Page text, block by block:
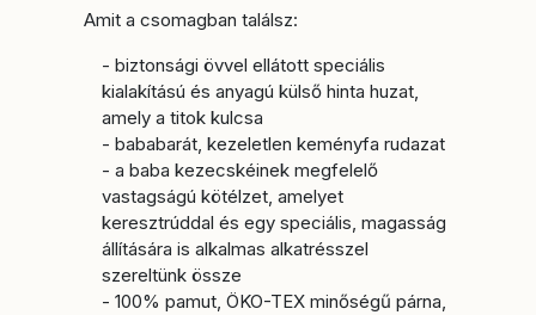
Amit a csomagban találsz:
- biztonsági övvel ellátott speciális
kialakítású és anyagú külső hinta huzat,
amely a titok kulcsa
- bababarát, kezeletlen keményfa rudazat
- a baba kezecskéinek megfelelő
vastagságú kötélzet, amelyet
keresztrúddal és egy speciális, magasság
állítására is alkalmas alkatrésszel
szereltünk össze
- 100% pamut, ÖKO-TEX minőségű párna,